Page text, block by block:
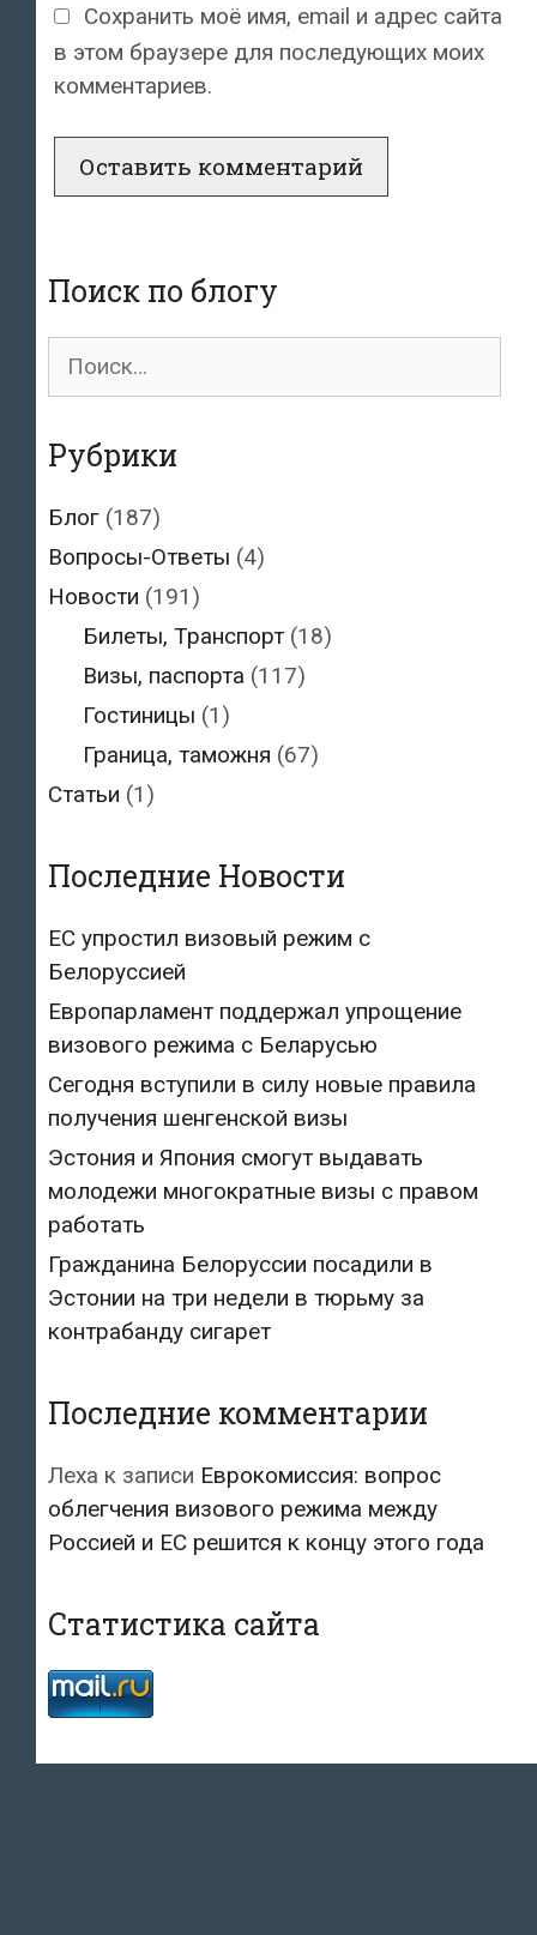
Сохранить моё имя, email и адрес сайта
в этом браузере для последующих моих
комментариев.
Поиск по блогу
Поиск
Рубрики
Блог (187)
Вопросы-Ответы (4)
Новости (191)
Билеты, Транспорт(18)
Визы, паспорта (117)
Гостиницы (1)
Граница, таможня (67)
Статьи (1)
Последние Новости
ЕС упростил визовый режим с
Белоруссией
Европарламент поддержал упрощение
визового режима с Беларусью
Сегодня вступили в силу новые правила
получения шенгенской визы
Эстония и Япония смогут выдавать
молодежи многократные визы с правом
работать
Гражданина Белоруссии посадили в
Эстонии на три недели в тюрьму за
контрабанду сигарет
Последние комментарии
Леха к записи Еврокомиссия: вопрос
облегчения визового режима между
Россией и ЕС решится к концу этого года
Статистика сайта